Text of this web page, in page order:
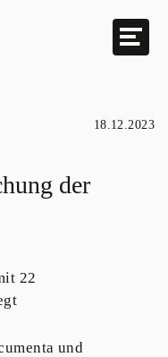
18.12.2023
der
22
und